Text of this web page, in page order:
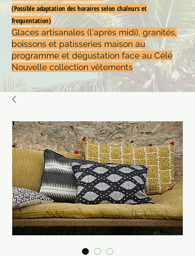
(Possible adaptation des horaires selon chaleurs et
frequentation)
Glaces artisanales (l'après midi), granités,
boissons et patisseries maison au
programme et dégustation face au Célé
Nouvelle collection vêtements